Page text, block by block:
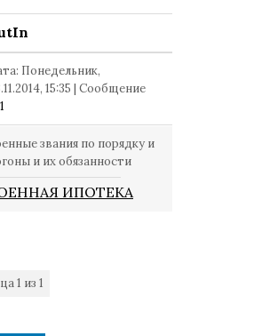
Понедельник,
15:35 | Сообщение
1
звания по порядку и
и их обязанности
ИПОТЕКА
1 из 1